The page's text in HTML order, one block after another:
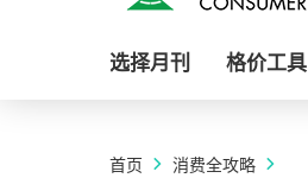
选择月刊 格价工具
首页 消费全攻略